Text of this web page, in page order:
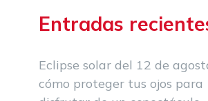
Entradas
Eclipse solar del 12 de
cómo proteger tus ojos para